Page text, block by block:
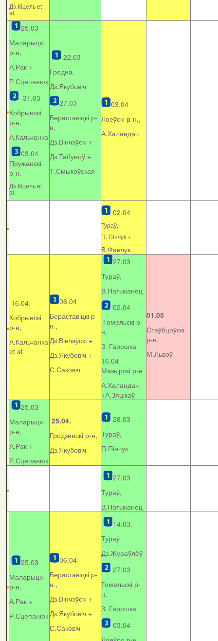
Дз.Кіцель et
al.
25.03
Маларыцкі
р-н,
А.Рак +
Р.Сцепанюк
31.03
Кобрынскі
р-н,
А.Кальчанка
03.04
Пружанскі
р-н,
Дз.Кіцель et
al.
22.03
Гродна,
Дз.Якубовіч
27.03
Бераставіцкі р-
н,
Дз.Вінчэўскі +
Дз.Табуноў +
Т.Смыкоўская
03.04
Лоеўскі р-н.,
А.Халандач
02.04
Тураў,
П. Пінчук +
В.Фянчук
16.04.
Кобрынскі
р-н,
А.Кальчанка
et al.
06.04
Бераставіцкі р-
н.,
Дз.Вінчэўскі +
Дз.Якубовіч +
С.Саковіч
27.03
Тураў,
В.Натыканец
02.04
Гомельскі р-
н,
З. Гарошка
16.04
Мазырскі р-н
А.Халандач
+А.Зяцікаў
01.05
Стаўбцоўскі
р-н,
М.Львоў
25.03
Маларыцкі
р-н,
А.Рак +
Р.Сцепанюк
25.04.
Гродзенскі р-н,
Дз.Якубовіч
28.03
Тураў,
П.Пінчук
27.03
Тураў,
В.Натыканец
25.03
Маларыцкі
р-н,
А.Рак +
Р.Сцепанюк
06.04
Бераставіцкі р-
н.,
Дз.Вінчэўскі +
Дз.Якубовіч +
С.Саковіч
14.03.
Тураў
Дз.Жураўлёў
27.03
Гомельскі р-
н,
З. Гарошка
03.04